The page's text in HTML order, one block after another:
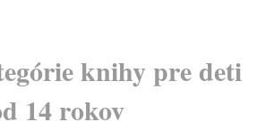
knihy pre deti
14 rokov